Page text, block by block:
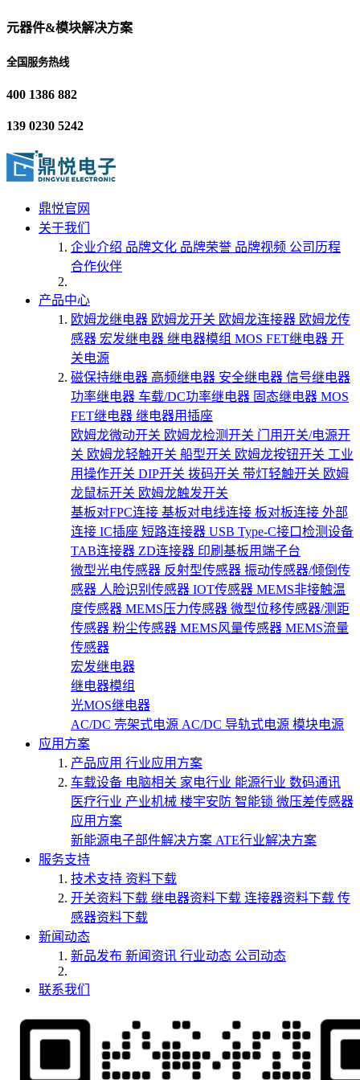
元器件&模块解决方案
全国服务热线
400 1386 882
139 0230 5242
鼎悦官网
关于我们
企业介绍 品牌文化 品牌荣誉 品牌视频 公司历程
合作伙伴
产品中心
欧姆龙继电器 欧姆龙开关 欧姆龙连接器 欧姆龙传
感器 宏发继电器 继电器模组 MOS FET继电器 开
关电源
磁保持继电器 高频继电器 安全继电器 信号继电器
功率继电器 车载/DC功率继电器 固态继电器 MOS
FET继电器 继电器用插座
欧姆龙微动开关 欧姆龙检测开关 门用开关/电源开
关 欧姆龙轻触开关 船型开关 欧姆龙按钮开关 工业
用操作开关 DIP开关 拨码开关 带灯轻触开关 欧姆
龙鼠标开关 欧姆龙触发开关
基板对FPC连接 基板对电线连接 板对板连接 外部
连接 IC插座 短路连接器 USB Type-C接口检测设备
TAB连接器 ZD连接器 印刷基板用端子台
微型光电传感器 反射型传感器 振动传感器/倾倒传
感器 人脸识别传感器 IOT传感器 MEMS非接触温
度传感器 MEMS压力传感器 微型位移传感器/测距
传感器 粉尘传感器 MEMS风量传感器 MEMS流量
传感器
宏发继电器
继电器模组
光MOS继电器
AC/DC 壳架式电源 AC/DC 导轨式电源 模块电源
应用方案
产品应用 行业应用方案
车载设备 电脑相关 家电行业 能源行业 数码通讯
医疗行业 产业机械 楼宇安防 智能锁 微压差传感器
应用方案
新能源电子部件解决方案 ATE行业解决方案
服务支持
技术支持 资料下载
开关资料下载 继电器资料下载 连接器资料下载 传
感器资料下载
新闻动态
新品发布 新闻资讯 行业动态 公司动态
联系我们